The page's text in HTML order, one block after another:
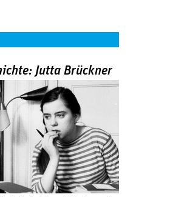
Jutta Brückner